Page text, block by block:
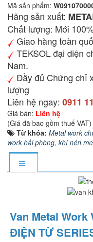
Mã sản phẩm:
Hãng sản xuất:
Chất lượng: Mới
Giao hàng toàn
TEKSOL đại diện
Nam.
Đầy đủ Chứng chỉ
lượng
Liên hệ ngay: 0911
Giá bán: Liên hệ
(Giá đã bao gồm thuế VAT)
Từ khóa: Metal work
work hải phòng, khí nén
Van Metal Work
ĐIỆN TỪ